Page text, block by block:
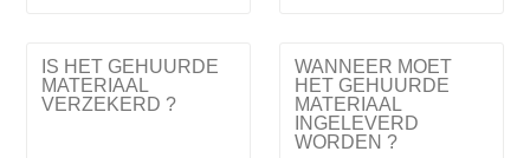
IS HET GEHUURDE
MATERIAAL
VERZEKERD ?
WANNEER MOET
HET GEHUURDE
MATERIAAL
INGELEVERD
WORDEN ?